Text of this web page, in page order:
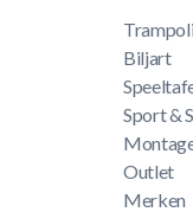
Biljart
Sport &
Outlet
Merken